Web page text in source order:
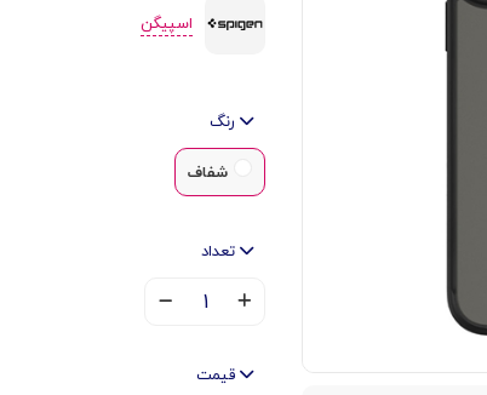
اسپیگن
رنگ
شفاف
تعداد
۱
قیمت